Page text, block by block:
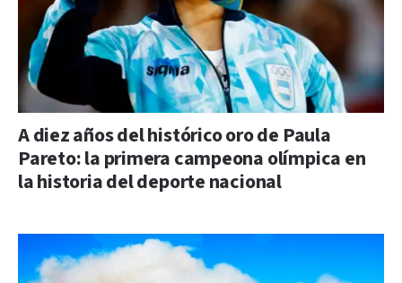
A diez años del histórico oro de Paula
Pareto: la primera campeona olímpica en
la historia del deporte nacional